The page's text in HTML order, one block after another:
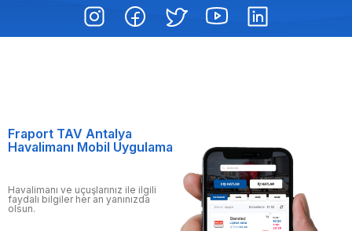
Fraport TAV Antalya
Havalimanı Mobil Uygulama
Havalimanı ve uçuşlarınız ile ilgili
faydalı bilgiler her an yanınızda
olsun.